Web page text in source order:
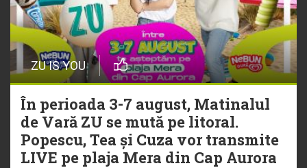
ZU IS YOU
În perioada 3-7 august, Matinalul
de Vară ZU se mută pe litoral.
Popescu, Tea și Cuza vor transmite
LIVE pe plaja Mera din Cap Aurora